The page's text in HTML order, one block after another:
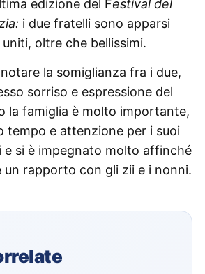
edizione del Festival del
i due fratelli sono apparsi
oltre che bellissimi.
la somiglianza fra i due,
sorriso e espressione del
la famiglia è molto importante,
tempo e attenzione per i suoi
e si è impegnato molto affinché
un rapporto con gli zii e i nonni.